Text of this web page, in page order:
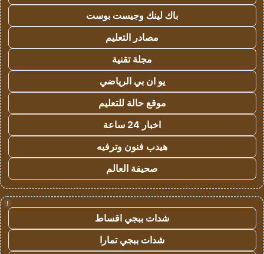
باك لينك وجيست بوست
مصادر التعليم
مجلة تقنية
يو ان بي الرياضي
موقع حالة للتعليم
اخبار 24 ساعة
هيدب فنون وترفيه
صحيفة العالم
!
شدات ببجي اقساط
شدات ببجي تمارا